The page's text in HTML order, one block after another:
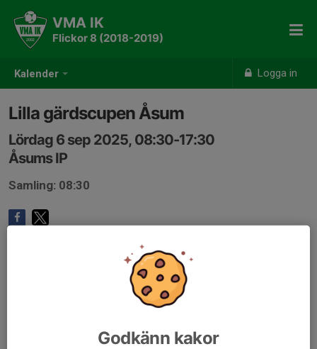
Kalender Logga in
VMA IK
Flickor 8 (2018-2019)
Lilla gärdscupen Åsum
Lördag 6 sep 2025, 08:30-17:30
Åsums IP
Samling: 08:30
Godkänn kakor